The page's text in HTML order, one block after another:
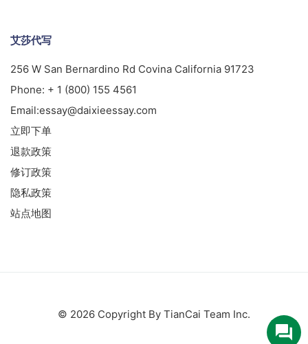
艾莎代写
256 W San Bernardino Rd Covina California 91723
Phone: + 1 (800) 155 4561
Email:essay@daixieessay.com
立即下单
退款政策
修订政策
隐私政策
站点地图
© 2026 Copyright By TianCai Team Inc.